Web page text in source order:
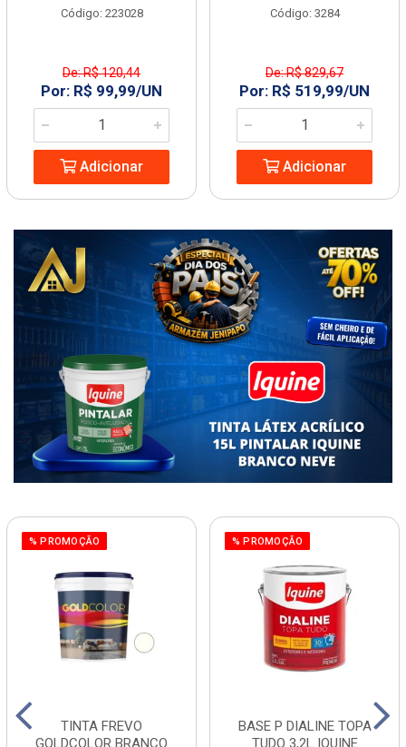
Código: 223028
De: R$ 120,44
Por: R$ 99,99/UN
Adicionar
Código: 3284
De: R$ 829,67
Por: R$ 519,99/UN
Adicionar
% PROMOÇÃO
TINTA FREVO
GOLDCOLOR BRANCO
% PROMOÇÃO
BASE P DIALINE TOPA
TUDO 3,2L IQUINE